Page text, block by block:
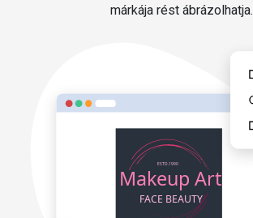
márkája rést ábrázolhatja.